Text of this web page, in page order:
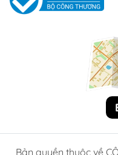
Bản quyền thuộc về